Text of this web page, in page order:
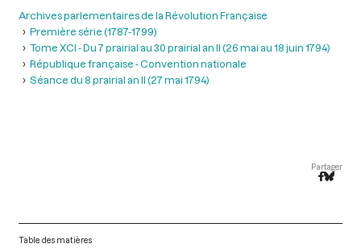
Archives parlementaires de la Révolution Française
Première série (1787-1799)
Tome XCI - Du 7 prairial au 30 prairial an II (26 mai au 18 juin 1794)
République française - Convention nationale
Séance du 8 prairial an II (27 mai 1794)
Partager
Table des matières